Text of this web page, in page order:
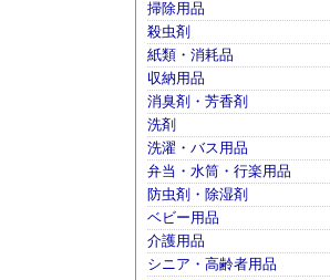
掃除用品
殺虫剤
紙類・消耗品
収納用品
消臭剤・芳香剤
洗剤
洗濯・バス用品
弁当・水筒・行楽用品
防虫剤・除湿剤
ベビー用品
介護用品
シニア・高齢者用品